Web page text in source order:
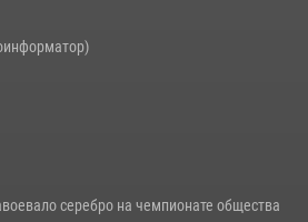
центре серию краж
серебро на чемпионате общества